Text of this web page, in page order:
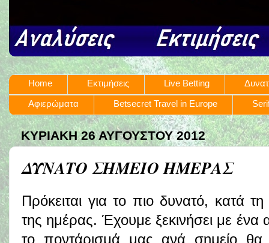
Home Εκτιμήσεις Live Betting
Αφιερώματα
Betsecret Travel in Europe
ΚΥΡΙΑΚΉ 26 ΑΥΓΟΎΣΤΟΥ 2012
ΔΥΝΑΤΟ ΣΗΜΕΙΟ ΗΜΕΡΑΣ
Πρόκειται για το πιο δυνατό, κατά
της ημέρας. Έχουμε ξεκινήσει με ένα
το ποντάρισμά μας ανά σημείο